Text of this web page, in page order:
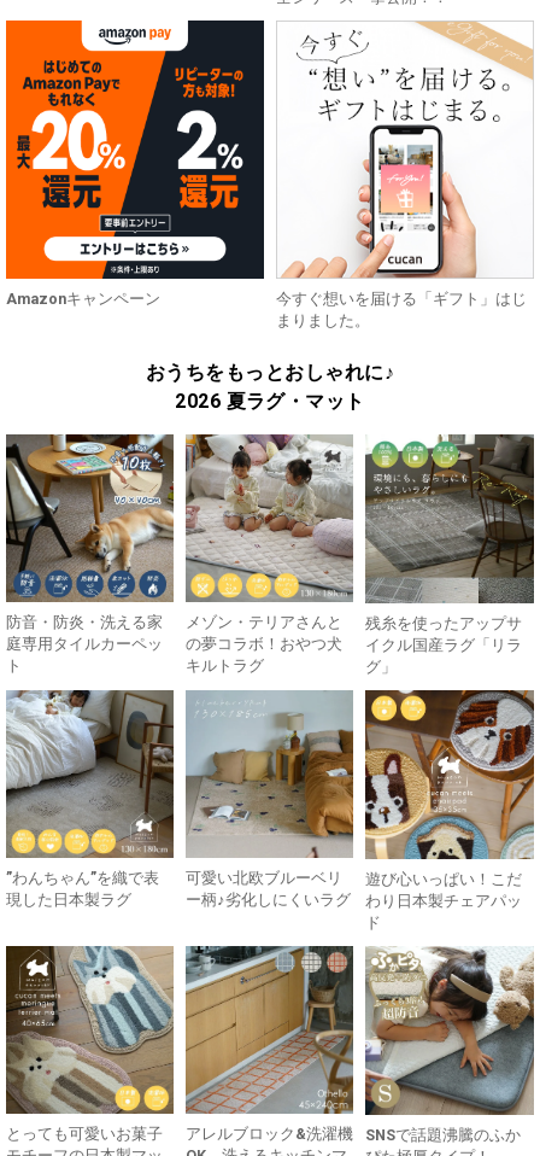
Amazonキャンペーン
今すぐ想いを届ける「ギフト」はじ
まりました。
おうちをもっとおしゃれに♪
2026 夏ラグ・マット
防音・防炎・洗える家
庭専用タイルカーペッ
ト
メゾン・テリアさんと
の夢コラボ！おやつ犬
キルトラグ
残糸を使ったアップサ
イクル国産ラグ「リラ
グ」
”わんちゃん”を織で表
現した日本製ラグ
可愛い北欧ブルーベリ
ー柄♪劣化しにくいラグ
遊び心いっぱい！こだ
わり日本製チェアパッ
ド
とっても可愛いお菓子
アレルブロック&洗濯機
SNSで話題沸騰のふか